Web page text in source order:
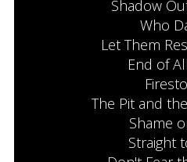
Shadow
Who
Let Them
End of
The Pit and
Shame
Straight